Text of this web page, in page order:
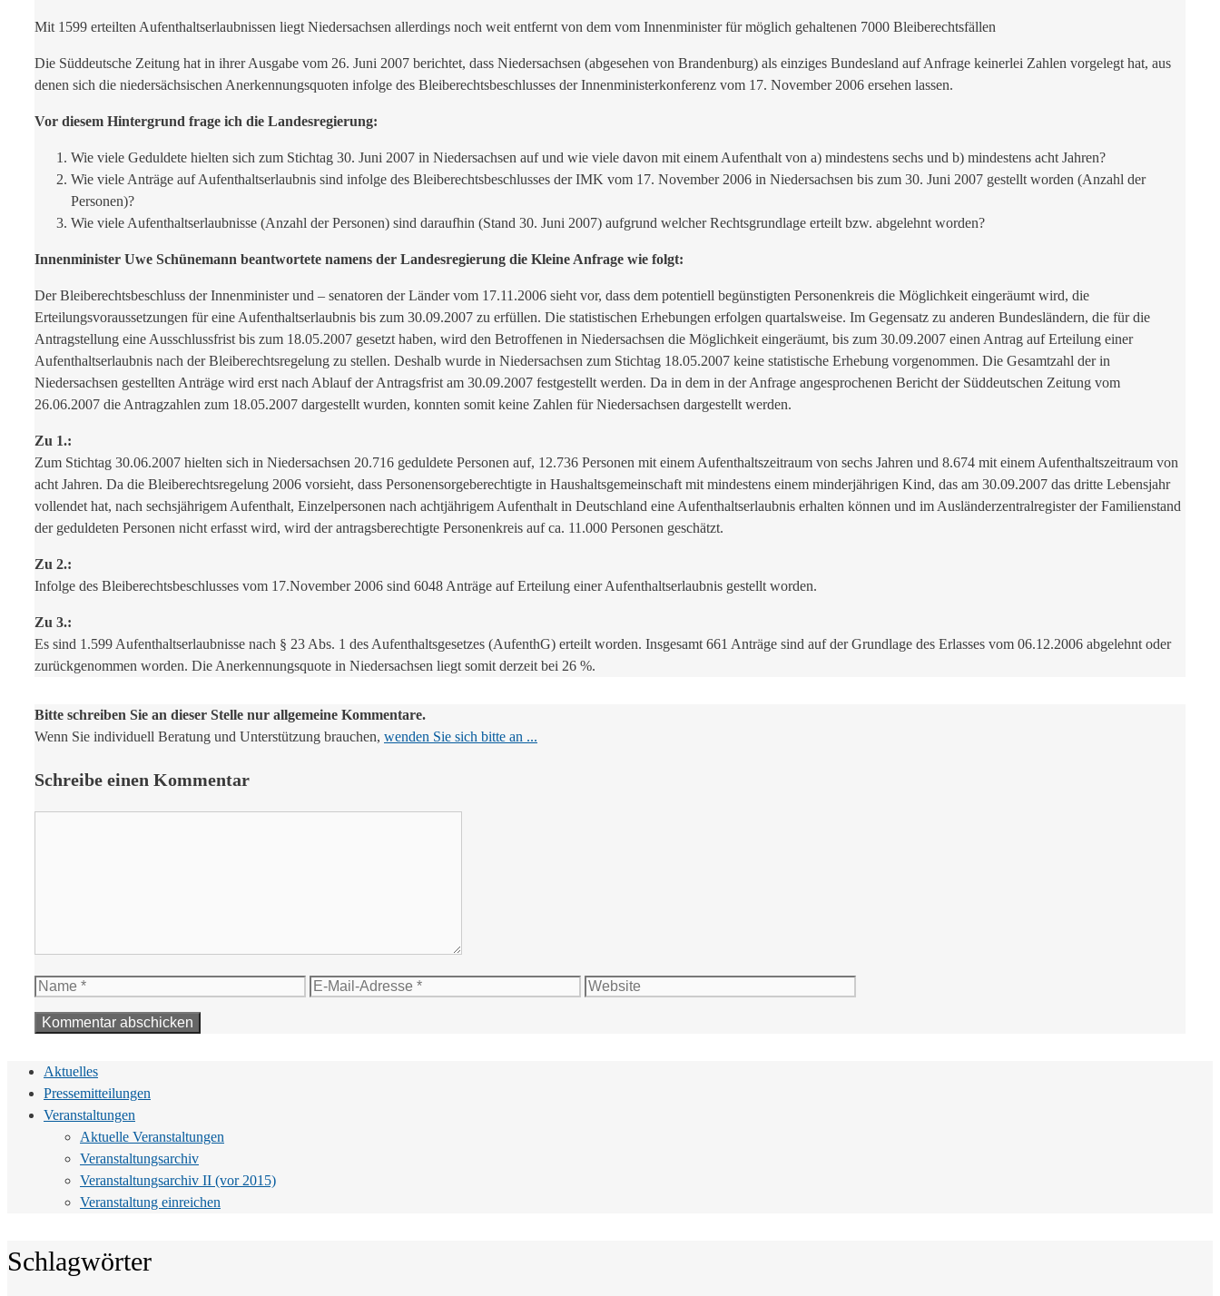
Mit 1599 erteilten Aufenthaltserlaubnissen liegt Niedersachsen allerdings noch weit entfernt von dem vom Innenminister für möglich gehaltenen 7000 Bleiberechtsfällen
Die Süddeutsche Zeitung hat in ihrer Ausgabe vom 26. Juni 2007 berichtet, dass Niedersachsen (abgesehen von Brandenburg) als einziges Bundesland auf Anfrage keinerlei Zahlen vorgelegt hat, aus
denen sich die niedersächsischen Anerkennungsquoten infolge des Bleiberechtsbeschlusses der Innenministerkonferenz vom 17. November 2006 ersehen lassen.
Vor diesem Hintergrund frage ich die Landesregierung:
Wie viele Geduldete hielten sich zum Stichtag 30. Juni 2007 in Niedersachsen auf und wie viele davon mit einem Aufenthalt von a) mindestens sechs und b) mindestens acht Jahren?
Wie viele Anträge auf Aufenthaltserlaubnis sind infolge des Bleiberechtsbeschlusses der IMK vom 17. November 2006 in Niedersachsen bis zum 30. Juni 2007 gestellt worden (Anzahl der
Personen)?
Wie viele Aufenthaltserlaubnisse (Anzahl der Personen) sind daraufhin (Stand 30. Juni 2007) aufgrund welcher Rechtsgrundlage erteilt bzw. abgelehnt worden?
Innenminister Uwe Schünemann beantwortete namens der Landesregierung die Kleine Anfrage wie folgt:
Der Bleiberechtsbeschluss der Innenminister und – senatoren der Länder vom 17.11.2006 sieht vor, dass dem potentiell begünstigten Personenkreis die Möglichkeit eingeräumt wird, die
Erteilungsvoraussetzungen für eine Aufenthaltserlaubnis bis zum 30.09.2007 zu erfüllen. Die statistischen Erhebungen erfolgen quartalsweise. Im Gegensatz zu anderen Bundesländern, die für die
Antragstellung eine Ausschlussfrist bis zum 18.05.2007 gesetzt haben, wird den Betroffenen in Niedersachsen die Möglichkeit eingeräumt, bis zum 30.09.2007 einen Antrag auf Erteilung einer
Aufenthaltserlaubnis nach der Bleiberechtsregelung zu stellen. Deshalb wurde in Niedersachsen zum Stichtag 18.05.2007 keine statistische Erhebung vorgenommen. Die Gesamtzahl der in
Niedersachsen gestellten Anträge wird erst nach Ablauf der Antragsfrist am 30.09.2007 festgestellt werden. Da in dem in der Anfrage angesprochenen Bericht der Süddeutschen Zeitung vom
26.06.2007 die Antragzahlen zum 18.05.2007 dargestellt wurden, konnten somit keine Zahlen für Niedersachsen dargestellt werden.
Zu 1.:
Zum Stichtag 30.06.2007 hielten sich in Niedersachsen 20.716 geduldete Personen auf, 12.736 Personen mit einem Aufenthaltszeitraum von sechs Jahren und 8.674 mit einem Aufenthaltszeitraum von
acht Jahren. Da die Bleiberechtsregelung 2006 vorsieht, dass Personensorgeberechtigte in Haushaltsgemeinschaft mit mindestens einem minderjährigen Kind, das am 30.09.2007 das dritte Lebensjahr
vollendet hat, nach sechsjährigem Aufenthalt, Einzelpersonen nach achtjährigem Aufenthalt in Deutschland eine Aufenthaltserlaubnis erhalten können und im Ausländerzentralregister der Familienstand
der geduldeten Personen nicht erfasst wird, wird der antragsberechtigte Personenkreis auf ca. 11.000 Personen geschätzt.
Zu 2.:
Infolge des Bleiberechtsbeschlusses vom 17.November 2006 sind 6048 Anträge auf Erteilung einer Aufenthaltserlaubnis gestellt worden.
Zu 3.:
Es sind 1.599 Aufenthaltserlaubnisse nach § 23 Abs. 1 des Aufenthaltsgesetzes (AufenthG) erteilt worden. Insgesamt 661 Anträge sind auf der Grundlage des Erlasses vom 06.12.2006 abgelehnt oder
zurückgenommen worden. Die Anerkennungsquote in Niedersachsen liegt somit derzeit bei 26 %.
Bitte schreiben Sie an dieser Stelle nur allgemeine Kommentare.
Wenn Sie individuell Beratung und Unterstützung brauchen, wenden Sie sich bitte an ...
Schreibe einen Kommentar
Name
E-
Website
Aktuelles
Pressemitteilungen
Veranstaltungen
Aktuelle Veranstaltungen
Veranstaltungsarchiv
Veranstaltungsarchiv II (vor 2015)
Veranstaltung einreichen
Schlagwörter